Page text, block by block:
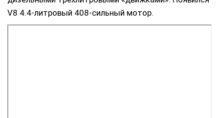
V8 4.4-литровый 408-сильный мотор.